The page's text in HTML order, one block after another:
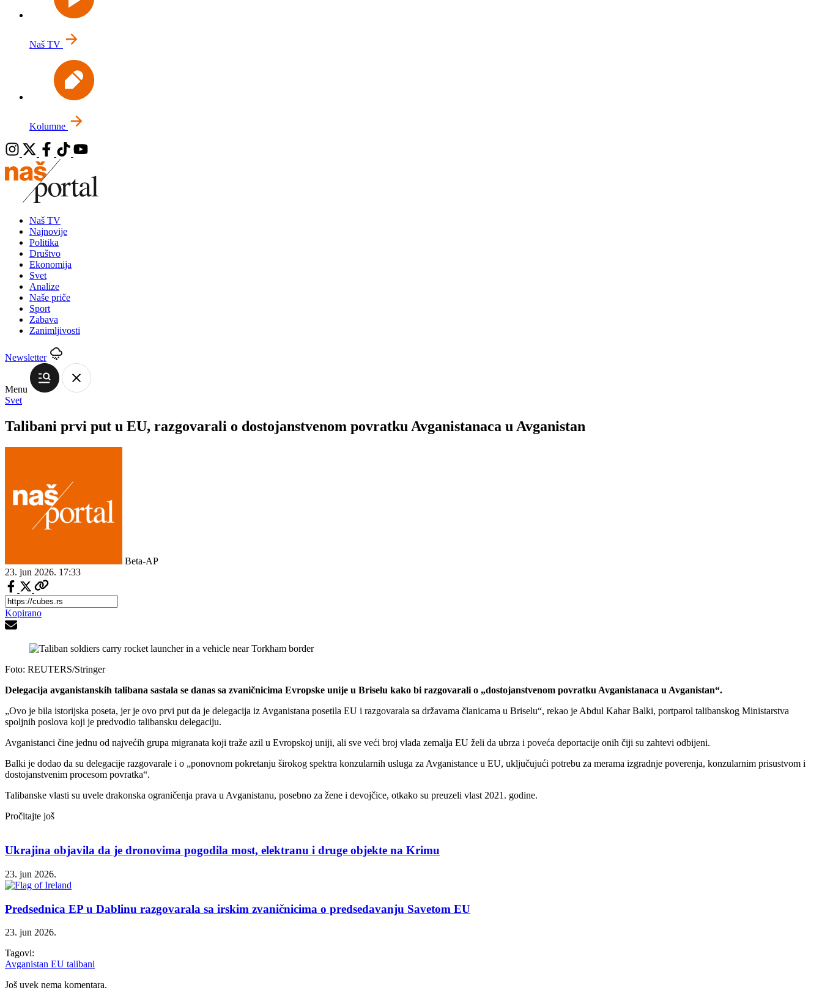
Naš TV
Kolumne
Naš TV
Najnovije
Politika
Društvo
Ekonomija
Svet
Analize
Naše priče
Sport
Zabava
Zanimljivosti
Newsletter
Menu
Svet
Talibani prvi put u EU, razgovarali o dostojanstvenom povratku Avganistanaca u Avganistan
Beta-AP
23. jun 2026. 17:33
Kopirano
Foto: REUTERS/Stringer
Delegacija avganistanskih talibana sastala se danas sa zvaničnicima Evropske unije u Briselu kako bi razgovarali o „dostojanstvenom povratku Avganistanaca u Avganistan“.
„Ovo je bila istorijska poseta, jer je ovo prvi put da je delegacija iz Avganistana posetila EU i razgovarala sa državama članicama u Briselu“, rekao je Abdul Kahar Balki, portparol talibanskog Ministarstva
spoljnih poslova koji je predvodio talibansku delegaciju.
Avganistanci čine jednu od najvećih grupa migranata koji traže azil u Evropskoj uniji, ali sve veći broj vlada zemalja EU želi da ubrza i poveća deportacije onih čiji su zahtevi odbijeni.
Balki je dodao da su delegacije razgovarale i o „ponovnom pokretanju širokog spektra konzularnih usluga za Avganistance u EU, uključujući potrebu za merama izgradnje poverenja, konzularnim prisustvom i
dostojanstvenim procesom povratka“.
Talibanske vlasti su uvele drakonska ograničenja prava u Avganistanu, posebno za žene i devojčice, otkako su preuzeli vlast 2021. godine.
Pročitajte još
Ukrajina objavila da je dronovima pogodila most, elektranu i druge objekte na Krimu
23. jun 2026.
Predsednica EP u Dablinu razgovarala sa irskim zvaničnicima o predsedavanju Savetom EU
23. jun 2026.
Tagovi:
Avganistan EU talibani
Još uvek nema komentara.